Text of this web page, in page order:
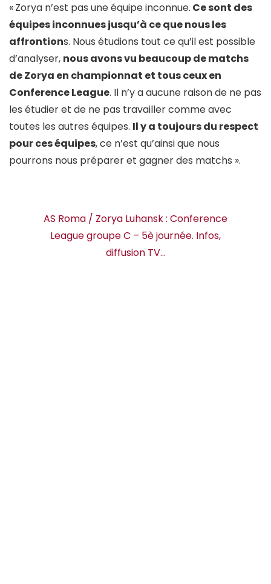
«Zorya n’est pas une équipe inconnue. Ce sont des
équipes inconnues jusqu’à ce que nous les
affrontions. Nous étudions tout ce qu’il est possible
d’analyser, nous avons vu beaucoup de matchs
de Zorya en championnat et tous ceux en
Conference League. Il n’y a aucune raison de ne pas
les étudier et de ne pas travailler comme avec
toutes les autres équipes. Il y a toujours du respect
pour ces équipes, ce n’est qu’ainsi que nous
pourrons nous préparer et gagner des matchs ».
AS Roma / Zorya Luhansk : Conference
League groupe C – 5è journée. Infos,
diffusion TV…